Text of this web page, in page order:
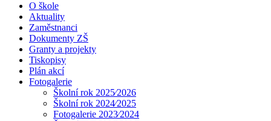
O škole
Aktuality
Zaměstnanci
Dokumenty ZŠ
Granty a projekty
Tiskopisy
Plán akcí
Fotogalerie
Školní rok 2025⁄2026
Školní rok 2024⁄2025
Fotogalerie 2023⁄2024